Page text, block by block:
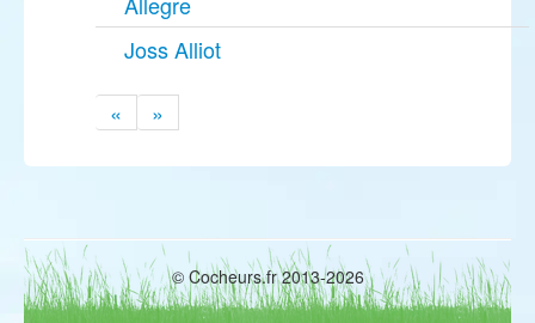
Joss Alliot
« »
© Cocheurs.fr 2013-2026